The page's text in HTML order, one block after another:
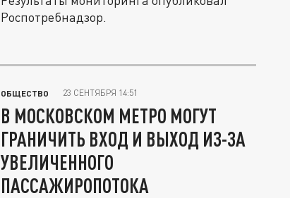
Роспотребнадзор.
ОБЩЕСТВО 23 СЕНТЯБРЯ 14:51
В МОСКОВСКОМ МЕТРО МОГУТ
ГРАНИЧИТЬ ВХОД И ВЫХОД ИЗ-ЗА
УВЕЛИЧЕННОГО
ПАССАЖИРОПОТОКА